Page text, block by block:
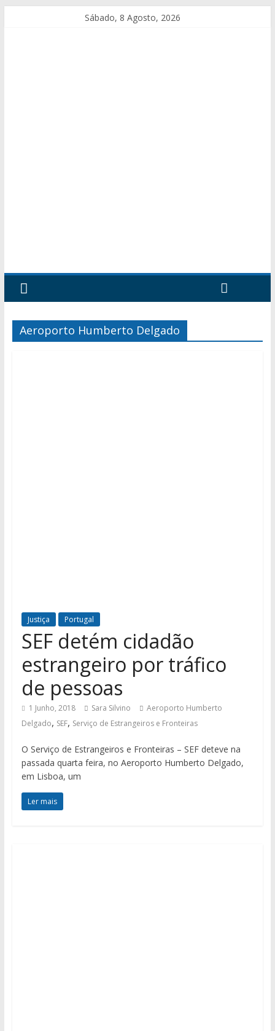
Sábado, 8 Agosto, 2026
Aeroporto Humberto Delgado
Justiça Portugal
SEF detém cidadão
estrangeiro por tráfico
de pessoas
1 Junho, 2018 Sara Silvino
Aeroporto Humberto
Delgado, SEF, Serviço de Estrangeiros e Fronteiras
O Serviço de Estrangeiros e Fronteiras – SEF deteve na
passada quarta feira, no Aeroporto Humberto Delgado,
em Lisboa, um
Ler mais